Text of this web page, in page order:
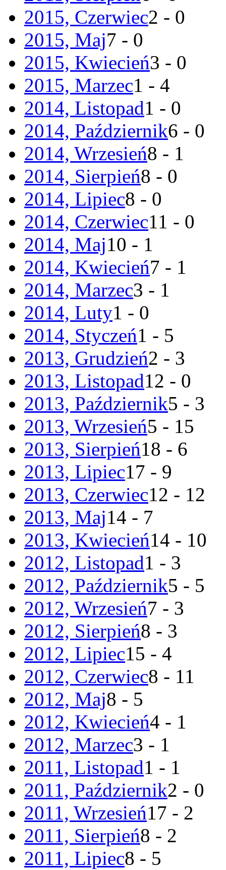
2015, Czerwiec2 - 0
2015, Maj7 - 0
2015, Kwiecień3 - 0
2015, Marzec1 - 4
2014, Listopad1 - 0
2014, Październik6 - 0
2014, Wrzesień8 - 1
2014, Sierpień8 - 0
2014, Lipiec8 - 0
2014, Czerwiec11 - 0
2014, Maj10 - 1
2014, Kwiecień7 - 1
2014, Marzec3 - 1
2014, Luty1 - 0
2014, Styczeń1 - 5
2013, Grudzień2 - 3
2013, Listopad12 - 0
2013, Październik5 - 3
2013, Wrzesień5 - 15
2013, Sierpień18 - 6
2013, Lipiec17 - 9
2013, Czerwiec12 - 12
2013, Maj14 - 7
2013, Kwiecień14 - 10
2012, Listopad1 - 3
2012, Październik5 - 5
2012, Wrzesień7 - 3
2012, Sierpień8 - 3
2012, Lipiec15 - 4
2012, Czerwiec8 - 11
2012, Maj8 - 5
2012, Kwiecień4 - 1
2012, Marzec3 - 1
2011, Listopad1 - 1
2011, Październik2 - 0
2011, Wrzesień17 - 2
2011, Sierpień8 - 2
2011, Lipiec8 - 5